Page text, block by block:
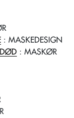
: MASKEDESIGN
DØD : MASKØR